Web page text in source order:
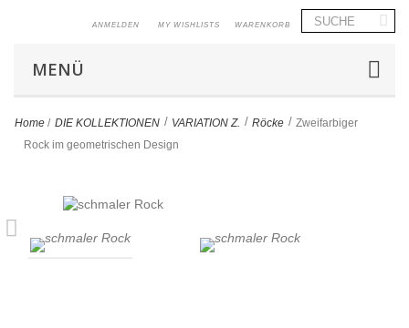
WARENKORB
MY WISHLISTS
ANMELDEN
MENÜ
Home / DIE KOLLEKTIONEN > VARIATION Z. > Röcke > Zweifarbiger
Rock im geometrischen Design